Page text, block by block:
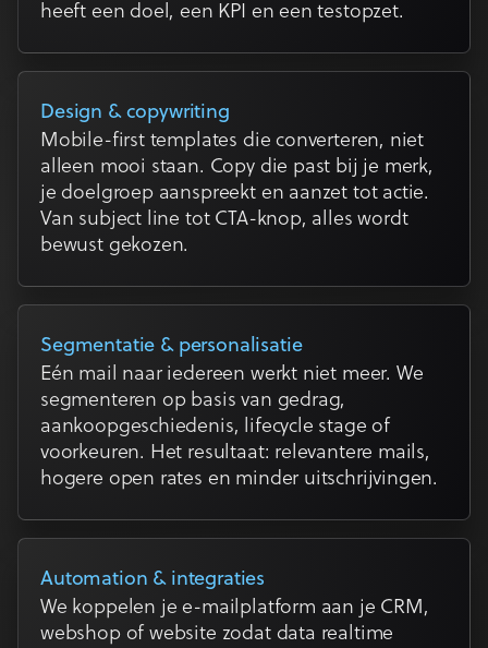
heeft een doel, een KPI en een testopzet.
Design & copywriting
Mobile-first templates die converteren, niet
alleen mooi staan. Copy die past bij je merk,
je doelgroep aanspreekt en aanzet tot actie.
Van subject line tot CTA-knop, alles wordt
bewust gekozen.
Segmentatie & personalisatie
Eén mail naar iedereen werkt niet meer. We
segmenteren op basis van gedrag,
aankoopgeschiedenis, lifecycle stage of
voorkeuren. Het resultaat: relevantere mails,
hogere open rates en minder uitschrijvingen.
Automation & integraties
We koppelen je e-mailplatform aan je CRM,
webshop of website zodat data realtime